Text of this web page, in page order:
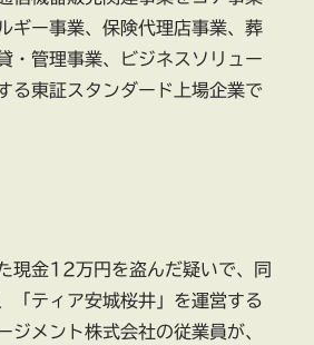
ギー事業、保険代理店事業、葬
・管理事業、ビジネスソリュー
る東証スタンダード上場企業で
現金12万円を盗んだ疑いで、同
「ティア安城桜井」を運営する
ジメント株式会社の従業員が、